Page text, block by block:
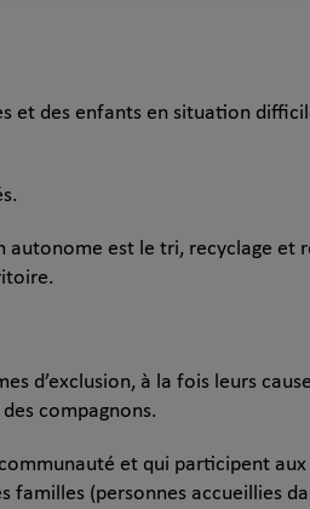
et des enfants en situation
autonome est le tri, recyclage et
d’exclusion, à la fois leurs
compagnons.
et qui participent
(personnes accueillies